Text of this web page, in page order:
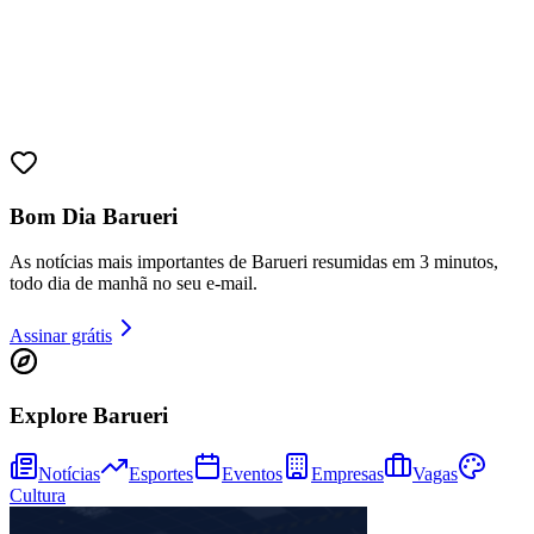
Bom Dia Barueri
As notícias mais importantes de Barueri resumidas em 3 minutos,
todo dia de manhã no seu e-mail.
Assinar grátis
Explore Barueri
Notícias Esportes Eventos Empresas
Vagas
Cultura